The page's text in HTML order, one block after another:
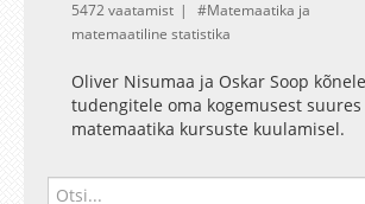
5472 vaatamist
Matemaatika ja
matemaatiline statistika
Oliver Nisumaa ja Oskar Soop
tudengitele oma kogemusest
matemaatika kursuste kuulamisel.